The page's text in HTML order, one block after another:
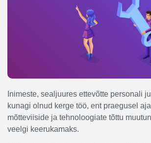
Inimeste, sealjuures ettevõtte personali
kunagi olnud kerge töö, ent praegusel
mõtteviiside ja tehnoloogiate tõttu
veelgi keerukamaks.